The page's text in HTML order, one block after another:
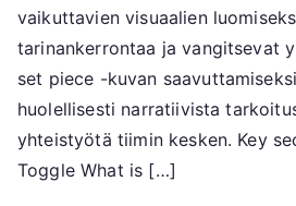
vaikuttavien visuaalien
tarinankerrontaa ja vangitsevat
set piece -kuvan
huolellisesti narratiivista
yhteistyötä tiimin kesken. Key
Toggle What is […]